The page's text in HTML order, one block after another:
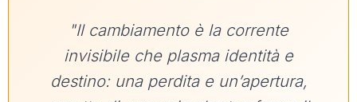
"Il cambiamento è la corrente
invisibile che plasma identità e
destino: una perdita e un’apertura,